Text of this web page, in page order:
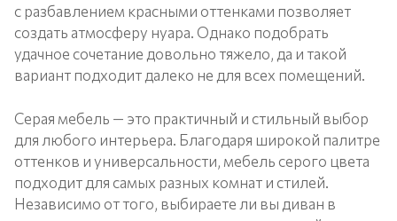
с разбавлением красными оттенками позволяет
создать атмосферу нуара. Однако подобрать
удачное сочетание довольно тяжело, да и такой
вариант подходит далеко не для всех помещений.
Серая мебель — это практичный и стильный выбор
для любого интерьера. Благодаря широкой палитре
оттенков и универсальности, мебель серого цвета
подходит для самых разных комнат и стилей.
Независимо от того, выбираете ли вы диван в